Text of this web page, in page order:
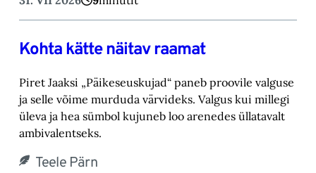
Kohta kätte näitav raamat
Piret Jaaksi „Päikeseuskujad“ paneb proovile valguse
ja selle võime murduda värvideks. Valgus kui millegi
üleva ja hea sümbol kujuneb loo arenedes üllatavalt
ambivalentseks.
Teele Pärn